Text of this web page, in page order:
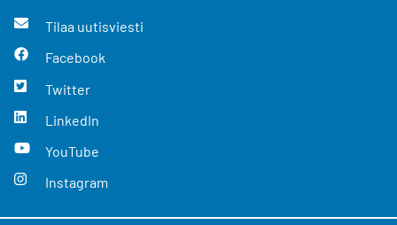
Tilaa uutisviesti
Facebook
Twitter
LinkedIn
YouTube
Instagram